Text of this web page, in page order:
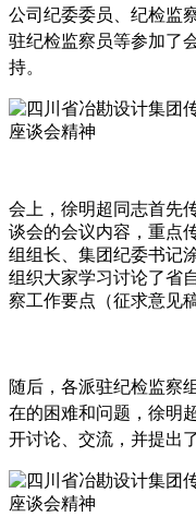
公司纪委委员、纪检监
驻纪检监察员等参加了
持。
会上，徐明超同志首先
谈会的会议内容，重点
组组长、集团纪委书记
组织大家学习讨论了省
察工作要点（征求意见
随后，各派驻纪检监察
在的困难和问题，徐明
开讨论、交流，并提出